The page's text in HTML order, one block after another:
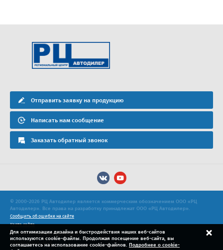
Отправить заявку на продукцию
Написать нам сообщение
Заказать обратный звонок
© 2000-2026 РЦ Автодилер является коммерческим обозначением ООО «РЦ
Автодилер». Все права на разработку принадлежат ООО «РЦ Автодилер».
Сообщить об ошибке на сайте
Карта сайта
Политика конфиденциальности
Продвижение сайта
Для оптимизации дизайна и быстродействия наших веб-сайтов
используются cookie-файлы. Продолжая посещение веб-сайта, вы
соглашаетесь на использование cookie-файлов. Подробнее о cookie-